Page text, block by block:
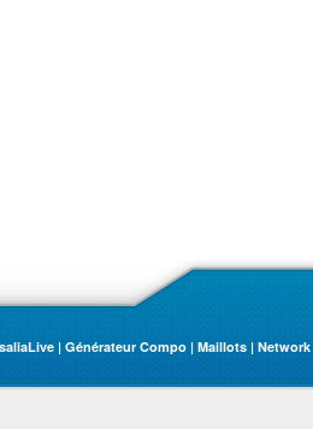
| Générateur Compo | Maillots | Network